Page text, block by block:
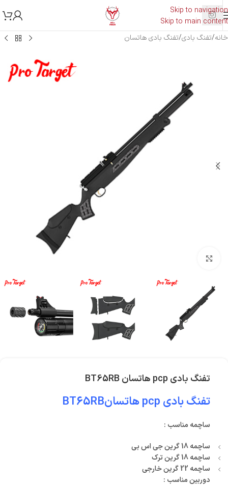
Skip to navigation
Skip to main content
خانه/تفنگ بادی/تفنگ بادی هاتسان
تفنگ بادی pcp هاتسان BT65RB
تفنگ بادی pcp هاتسانBT65RB
ساچمه مناسب :
ساچمه 18 گرین جی اس بی
ساچمه 18 گرین ترک
ساچمه 22 گرین خارجی
دوربین مناسب :